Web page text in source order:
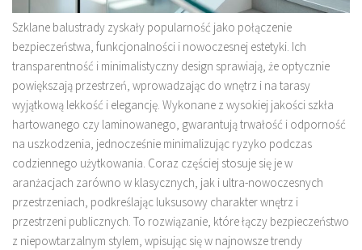
Szklane balustrady zyskały popularność jako połączenie
bezpieczeństwa, funkcjonalności i nowoczesnej estetyki. Ich
transparentność i minimalistyczny design sprawiają, że optycznie
powiększają przestrzeń, wprowadzając do wnętrz i na tarasy
wyjątkową lekkość i elegancję. Wykonane z wysokiej jakości szkła
hartowanego czy laminowanego, gwarantują trwałość i odporność
na uszkodzenia, jednocześnie minimalizując ryzyko podczas
codziennego użytkowania. Coraz częściej stosuje się je w
aranżacjach zarówno w klasycznych, jak i ultra-nowoczesnych
przestrzeniach, podkreślając luksusowy charakter wnętrz i
przestrzeni publicznych. To rozwiązanie, które łączy bezpieczeństwo
z niepowtarzalnym stylem, wpisując się w najnowsze trendy